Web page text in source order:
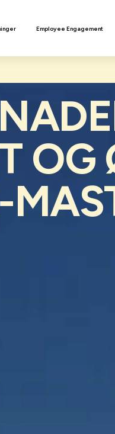
Employee Engagement
OG